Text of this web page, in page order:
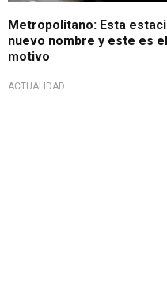
Metropolitano: Esta
nuevo nombre y este es
motivo
ACTUALIDAD